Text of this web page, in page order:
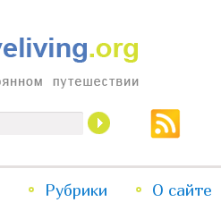
Перейти
Перейти
Рубрики О сайте